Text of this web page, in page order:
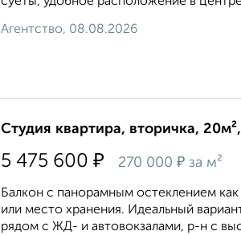
Агентство, 08.08.2026
Студия квартира, вторичка,
5 475 600 ₽ 270 000 ₽ за м²
Балкон с панорамным остеклением
или место хранения. Идеальный
рядом с ЖД- и автовокзалами, р-н с